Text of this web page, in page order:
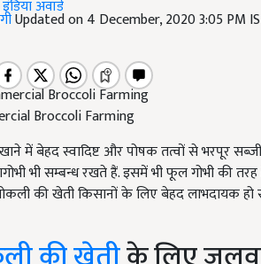
अवॉर्ड
Updated on 4 December, 2020 3:05 PM
Broccoli Farming
में बेहद स्वादिष्ट और पोषक तत्वों से भरपूर
भी सम्बन्ध रखते हैं. इसमें भी फूल गोभी की
की खेती किसानों के लिए बेहद लाभदायक